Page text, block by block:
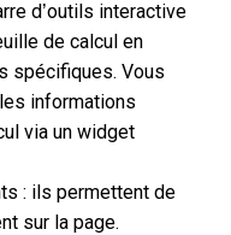
d’outils interactive
de calcul en
spécifiques. Vous
informations
via un widget
: ils permettent de
sur la page.